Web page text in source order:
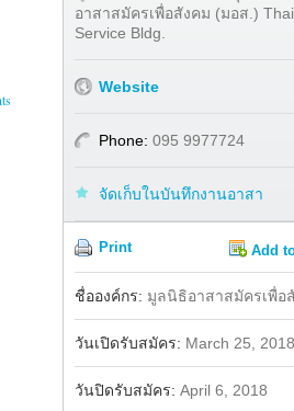
อาสาสมัครเพื่อสังคม (มอส.)
Service Bldg.
Website
Phone: 095 9977724
จัดเก็บในบันทึกงานอาสา
Print Add
Facebook
ชื่อองค์กร: มูลนิธิอาสาสมัครเพื่อ
วันเปิดรับสมัคร: March 25, 2018
วันปิดรับสมัคร: April 6, 2018